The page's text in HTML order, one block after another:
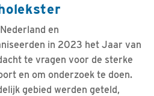
en
in 2023 het Jaar van
te vragen voor de sterke
en om onderzoek te doen.
gebied werden geteld,